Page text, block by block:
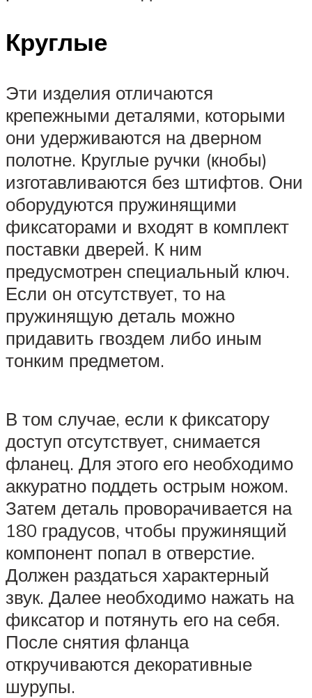
Круглые
Эти изделия отличаются
крепежными деталями, которыми
они удерживаются на дверном
полотне. Круглые ручки (кнобы)
изготавливаются без штифтов. Они
оборудуются пружинящими
фиксаторами и входят в комплект
поставки дверей. К ним
предусмотрен специальный ключ.
Если он отсутствует, то на
пружинящую деталь можно
придавить гвоздем либо иным
тонким предметом.
В том случае, если к фиксатору
доступ отсутствует, снимается
фланец. Для этого его необходимо
аккуратно поддеть острым ножом.
Затем деталь проворачивается на
180 градусов, чтобы пружинящий
компонент попал в отверстие.
Должен раздаться характерный
звук. Далее необходимо нажать на
фиксатор и потянуть его на себя.
После снятия фланца
откручиваются декоративные
шурупы.